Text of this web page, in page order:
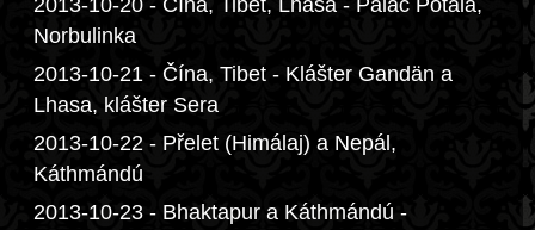
2013-10-20 - Čína, Tibet, Lhasa - Palác Potála,
Norbulinka
2013-10-21 - Čína, Tibet - Klášter Gandän a
Lhasa, klášter Sera
2013-10-22 - Přelet (Himálaj) a Nepál,
Káthmándú
2013-10-23 - Bhaktapur a Káthmándú -